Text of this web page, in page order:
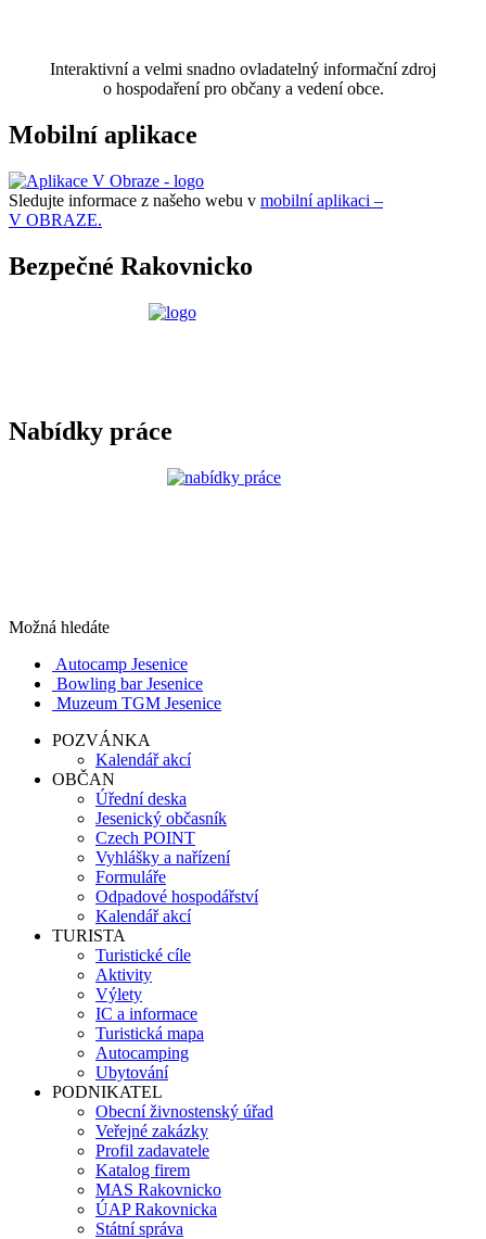
Interaktivní a velmi snadno ovladatelný informační zdroj
o hospodaření pro občany a vedení obce.
Mobilní aplikace
Sledujte informace z našeho webu v mobilní aplikaci –
V OBRAZE.
Bezpečné Rakovnicko
Nabídky práce
Možná hledáte
Autocamp Jesenice
Bowling bar Jesenice
Muzeum TGM Jesenice
POZVÁNKA
Kalendář akcí
OBČAN
Úřední deska
Jesenický občasník
Czech POINT
Vyhlášky a nařízení
Formuláře
Odpadové hospodářství
Kalendář akcí
TURISTA
Turistické cíle
Aktivity
Výlety
IC a informace
Turistická mapa
Autocamping
Ubytování
PODNIKATEL
Obecní živnostenský úřad
Veřejné zakázky
Profil zadavatele
Katalog firem
MAS Rakovnicko
ÚAP Rakovnicka
Státní správa